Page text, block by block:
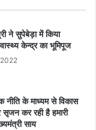
ने सुपेबेड़ा में किया
केन्द्र का भूमिपूज
नीति के माध्यम से विकास
सृजन कर रही है हमारी
साय